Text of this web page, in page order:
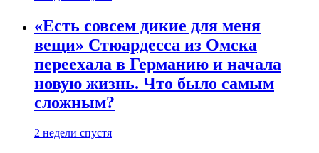
«Есть совсем дикие для меня
вещи» Стюардесса из Омска
переехала в Германию и начала
новую жизнь. Что было самым
сложным?
2 недели спустя